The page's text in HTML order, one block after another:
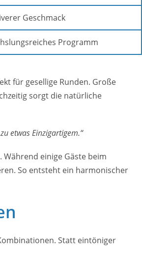
Geschmack
Programm
für gesellige Runden. Große
sorgt die natürliche
etwas Einzigartigem.“
einige Gäste beim
So entsteht ein harmonischer
Statt eintöniger